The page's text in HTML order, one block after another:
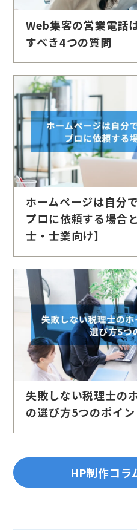
Web集客の営業電話
すべき4つの質問
ホームページは自分
プロに依頼する場合
士・士業向け】
失敗しない税理士の
の選び方5つのポイン
HP制作コラ